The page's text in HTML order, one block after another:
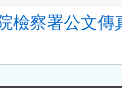
檢察署公文傳